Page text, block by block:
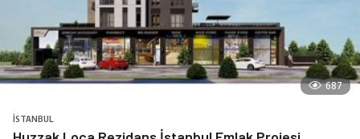
687
İSTANBUL